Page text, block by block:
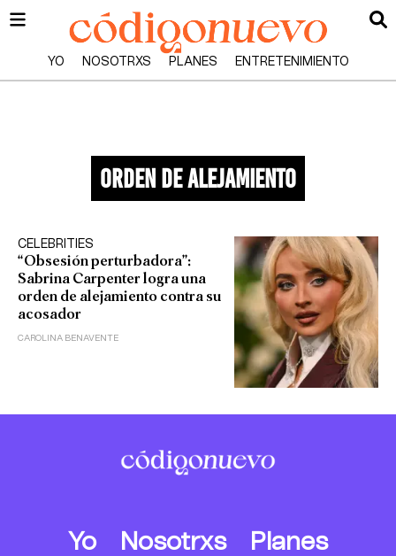
YO NOSOTRXS PLANES ENTRETENIMIENTO
orden de alejamiento
CELEBRITIES
“Obsesión perturbadora”:
Sabrina Carpenter logra una
orden de alejamiento contra su
acosador
CAROLINA BENAVENTE
Yo Nosotrxs
Planes